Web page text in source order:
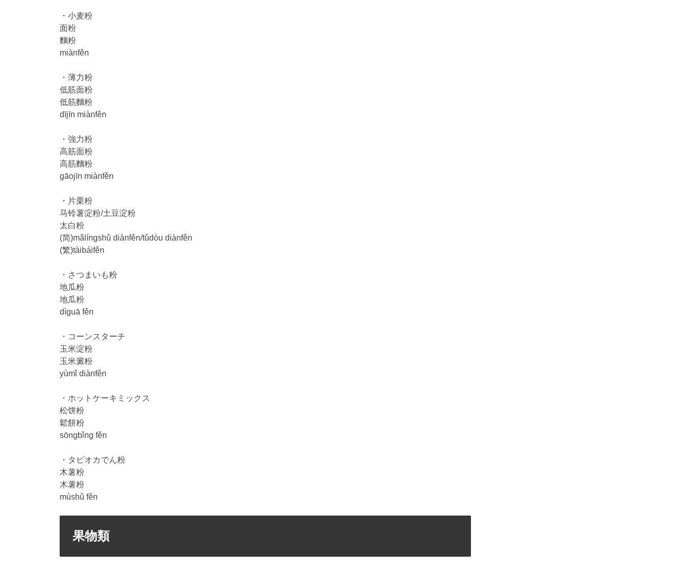
・小麦粉
面粉
麵粉
miànfěn
・薄力粉
低筋面粉
低筋麵粉
dījīn miànfěn
・強力粉
高筋面粉
高筋麵粉
gāojīn miànfěn
・片栗粉
马铃薯淀粉/土豆淀粉
太白粉
(简)mǎlíngshǔ diànfěn/tǔdòu diànfěn
(繁)tàibáifěn
・さつまいも粉
地瓜粉
地瓜粉
dìguā fěn
・コーンスターチ
玉米淀粉
玉米澱粉
yùmǐ diànfěn
・ホットケーキミックス
松饼粉
鬆餅粉
sōngbǐng fěn
・タピオカでん粉
木薯粉
木薯粉
mùshǔ fěn
果物類